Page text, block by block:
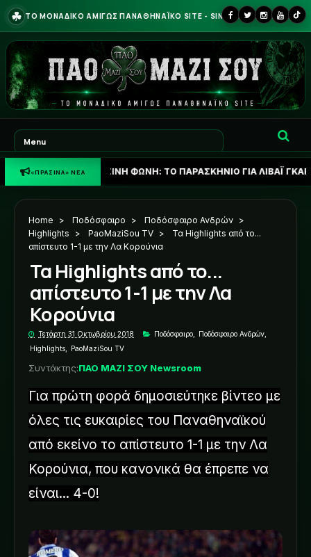
☘ ΤΟ ΜΟΝΑΔΙΚΟ ΑΜΙΓΩΣ ΠΑΝΑΘΗΝΑΪΚΟ SITE - SINCE 2013
«ΠΡΑΣΙΝΑ» ΝΕΑ
ΠΡΑΣΙΝΗ ΦΩΝΗ: ΤΟ ΠΑΡΑΣΚΗΝΙΟ ΓΙΑ ΛΙΒΑΪ ΓΚΑΡΣΙΑ ΚΑΙ ΤΟ
Home > Ποδόσφαιρο > Ποδόσφαιρο Ανδρών >
Highlights
> PaoMaziSou TV >
Τα Highlights από το...
απίστευτο 1-1 με την Λα Κορούνια
Τα Highlights από το...
απίστευτο 1-1 με την Λα
Κορούνια
Τετάρτη 31 Οκτωβρίου 2018 Ποδόσφαιρο Ποδόσφαιρο Ανδρών
Highlights
PaoMaziSou TV
Συντάκτης:ΠΑΟ ΜΑΖΙ ΣΟΥ Newsroom
Για πρώτη φορά δημοσιεύτηκε βίντεο με
όλες τις ευκαιρίες του Παναθηναϊκού
από εκείνο το απίστευτο 1-1 με την Λα
Κορούνια, που κανονικά θα έπρεπε να
είναι... 4-0!